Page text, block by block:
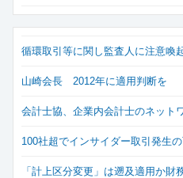
循環取引等に関し監査人に注意喚
山崎会長 2012年に適用判断を
会計士協、企業内会計士のネット
100社超でインサイダー取引発生
「計上区分変更」は遡及適用か財